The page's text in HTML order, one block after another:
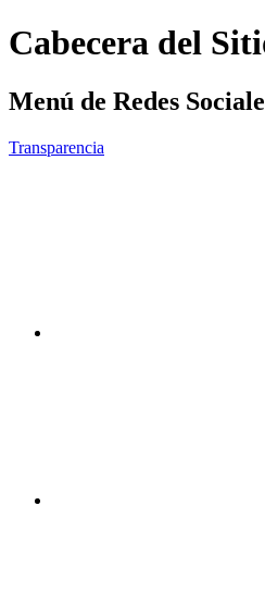
Cabecera del
Menú de Redes
Transparencia